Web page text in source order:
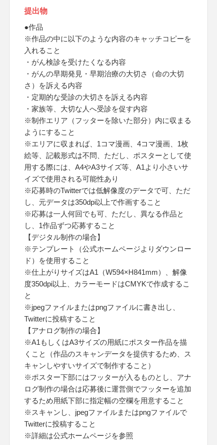
提出物
●作品
※作品の中に以下のような内容のキャッチコピーを
入れること
・がん検診を受けたくなる内容
・がんの早期発見・早期治療の大切さ（命の大切
さ）を訴える内容
・定期的な受診の大切さを訴える内容
・家族等、大切な人へ受診を促す内容
※制作エリア（フッターを除いた部分）内に収まる
ようにすること
※エリアに収まれば、1コマ漫画、4コマ漫画、1枚
絵等、記載形式は不問、ただし、ポスターとして使
用する際には、A4やA3サイズ等、A1より小さいサ
イズで使用される可能性あり
※応募時のTwitterでは低解像度のデータで可、ただ
し、元データは350dpi以上で作画すること
※応募は一人何回でも可、ただし、異なる作品と
し、1作品ずつ応募すること
【デジタル制作の場合】
※テンプレート（公式ホームページよりダウンロー
ド）を使用すること
※仕上がりサイズはA1（W594×H841mm）、解像
度350dpi以上、カラーモードはCMYKで作成するこ
と
※jpegファイルまたはpngファイルに書き出し、
Twitterに投稿すること
【アナログ制作の場合】
※A1もしくはA3サイズの用紙にポスター作品を描
くこと（作品のスキャンデータを提供するため、ス
キャンしやすいサイズで制作すること）
※ポスター下部にはフッターが入るものとし、アナ
ログ制作の場合は応募後に運営側でフッターを追加
するため用紙下部に指定幅の空欄を用意すること
※スキャンし、jpegファイルまたはpngファイルで
Twitterに投稿すること
※詳細は公式ホームページを参照